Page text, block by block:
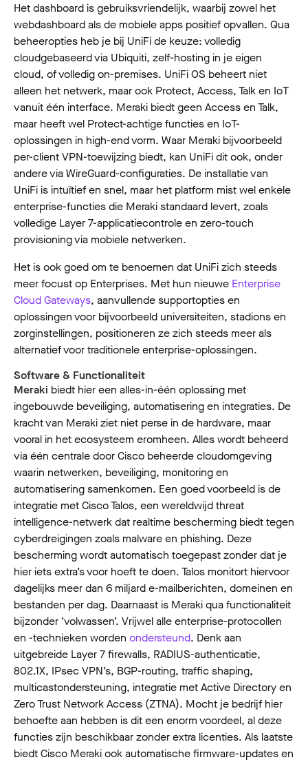
Het dashboard is gebruiksvriendelijk, waarbij zowel het
webdashboard als de mobiele apps positief opvallen. Qua
beheeropties heb je bij UniFi de keuze: volledig
cloudgebaseerd via Ubiquiti, zelf-hosting in je eigen
cloud, of volledig on-premises. UniFi OS beheert niet
alleen het netwerk, maar ook Protect, Access, Talk en IoT
vanuit één interface. Meraki biedt geen Access en Talk,
maar heeft wel Protect-achtige functies en IoT-
oplossingen in high-end vorm. Waar Meraki bijvoorbeeld
per-client VPN-toewijzing biedt, kan UniFi dit ook, onder
andere via WireGuard-configuraties. De installatie van
UniFi is intuïtief en snel, maar het platform mist wel enkele
enterprise-functies die Meraki standaard levert, zoals
volledige Layer 7-applicatiecontrole en zero-touch
provisioning via mobiele netwerken.
Het is ook goed om te benoemen dat UniFi zich steeds
meer focust op Enterprises. Met hun nieuwe Enterprise
Cloud Gateways, aanvullende supportopties en
oplossingen voor bijvoorbeeld universiteiten, stadions en
zorginstellingen, positioneren ze zich steeds meer als
alternatief voor traditionele enterprise-oplossingen.
Software & Functionaliteit
Meraki biedt hier een alles-in-één oplossing met
ingebouwde beveiliging, automatisering en integraties. De
kracht van Meraki ziet niet perse in de hardware, maar
vooral in het ecosysteem eromheen. Alles wordt beheerd
via één centrale door Cisco beheerde cloudomgeving
waarin netwerken, beveiliging, monitoring en
automatisering samenkomen. Een goed voorbeeld is de
integratie met Cisco Talos, een wereldwijd threat
intelligence-netwerk dat realtime bescherming biedt tegen
cyberdreigingen zoals malware en phishing. Deze
bescherming wordt automatisch toegepast zonder dat je
hier iets extra’s voor hoeft te doen. Talos monitort hiervoor
dagelijks meer dan 6 miljard e-mailberichten, domeinen en
bestanden per dag. Daarnaast is Meraki qua functionaliteit
bijzonder ‘volwassen’. Vrijwel alle enterprise-protocollen
en -technieken worden ondersteund. Denk aan
uitgebreide Layer 7 firewalls, RADIUS-authenticatie,
802.1X, IPsec VPN’s, BGP-routing, traffic shaping,
multicastondersteuning, integratie met Active Directory en
Zero Trust Network Access (ZTNA). Mocht je bedrijf hier
behoefte aan hebben is dit een enorm voordeel, al deze
functies zijn beschikbaar zonder extra licenties. Als laatste
biedt Cisco Meraki ook automatische firmware-updates en